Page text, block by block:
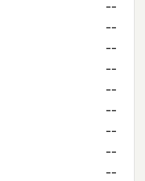
--
--
--
--
--
--
--
--
--